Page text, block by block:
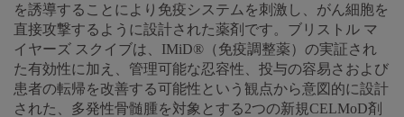
を誘導することにより免疫システムを刺激し、がん細胞を
直接攻撃するように設計された薬剤です。ブリストル マ
イヤーズ スクイブは、IMiD®（免疫調整薬）の実証され
た有効性に加え、管理可能な忍容性、投与の容易さおよび
患者の転帰を改善する可能性という観点から意図的に設計
された、多発性骨髄腫を対象とする2つの新規CELMoD剤